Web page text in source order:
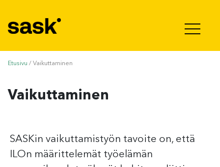
Etusivu / Vaikuttaminen
Vaikuttaminen
SASKin vaikuttamistyön tavoite on, että
ILOn määrittelemät työelämän